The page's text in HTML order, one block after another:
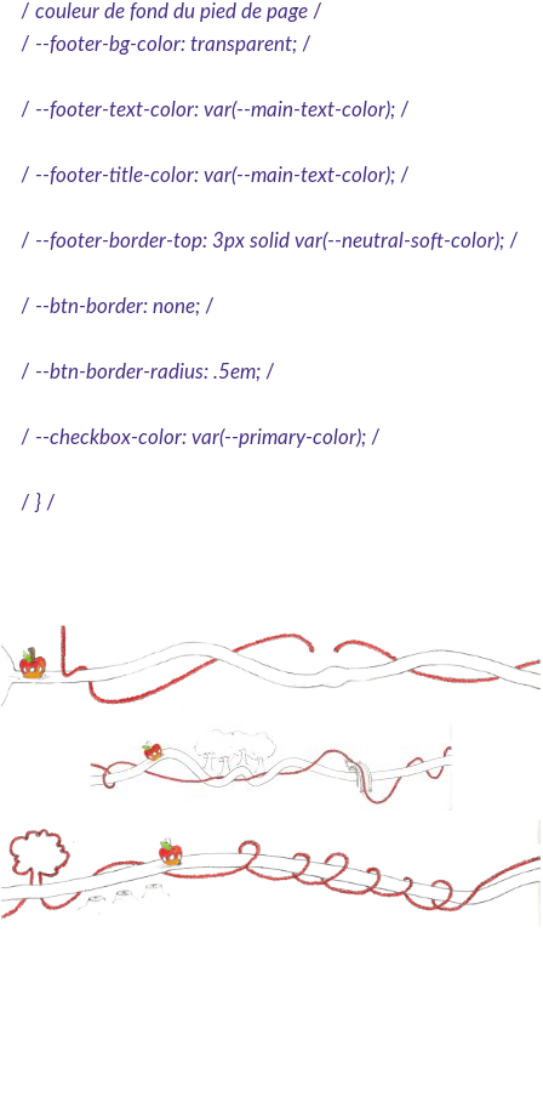
/ couleur de fond du pied de page /
/ --footer-bg-color: transparent; /
/ --footer-text-color: var(--main-text-color); /
/ --footer-title-color: var(--main-text-color); /
/ --footer-border-top: 3px solid var(--neutral-soft-color); /
/ --btn-border: none; /
/ --btn-border-radius: .5em; /
/ --checkbox-color: var(--primary-color); /
/ } /